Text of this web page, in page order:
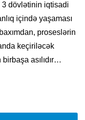
3 dövlətinin iqtisadi
içində yaşaması
proseslərin
keçiriləcək
asılıdır…